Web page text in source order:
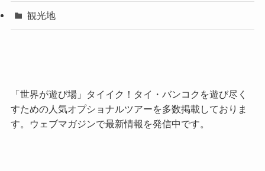
観光地
「世界が遊び場」タイイク！タイ・バンコクを遊び尽く
すための人気オプショナルツアーを多数掲載しておりま
す。ウェブマガジンで最新情報を発信中です。